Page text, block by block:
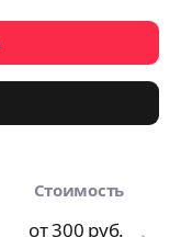
Стоимость
от 300 руб.